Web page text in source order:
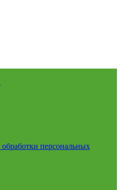
персональных